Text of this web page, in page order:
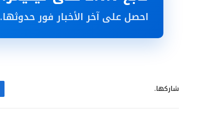
احصل على آخر الأخبار فور حدوثها.
شاركها.